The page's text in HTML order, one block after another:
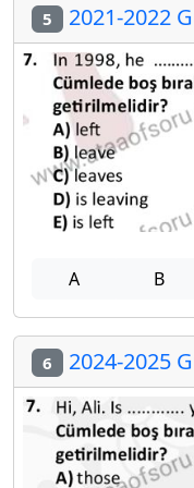
5 2021-2022
A B
6 2024-2025